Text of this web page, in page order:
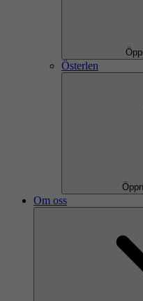
Österlen
Om oss